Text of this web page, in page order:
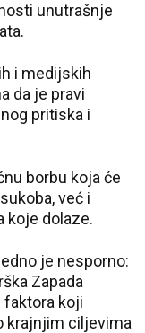
unutrašnje
i medijskih
da je pravi
pritiska i
borbu koja će
već i
koje dolaze.
je nesporno:
Zapada
faktora koji
krajnjim ciljevima